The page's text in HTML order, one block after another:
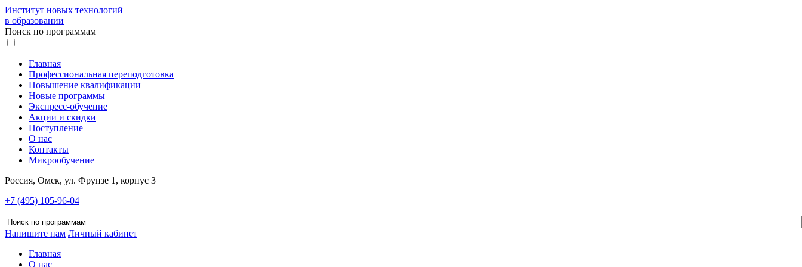
Институт новых технологий
в образовании
Поиск по программам
Главная
Профессиональная переподготовка
Повышение квалификации
Новые программы
Экспресс-обучение
Акции и скидки
Поступление
О нас
Контакты
Микрообучение
Россия, Омск, ул. Фрунзе 1, корпус 3
+7 (495) 105-96-04
Напишите нам Личный кабинет
Главная
О нас